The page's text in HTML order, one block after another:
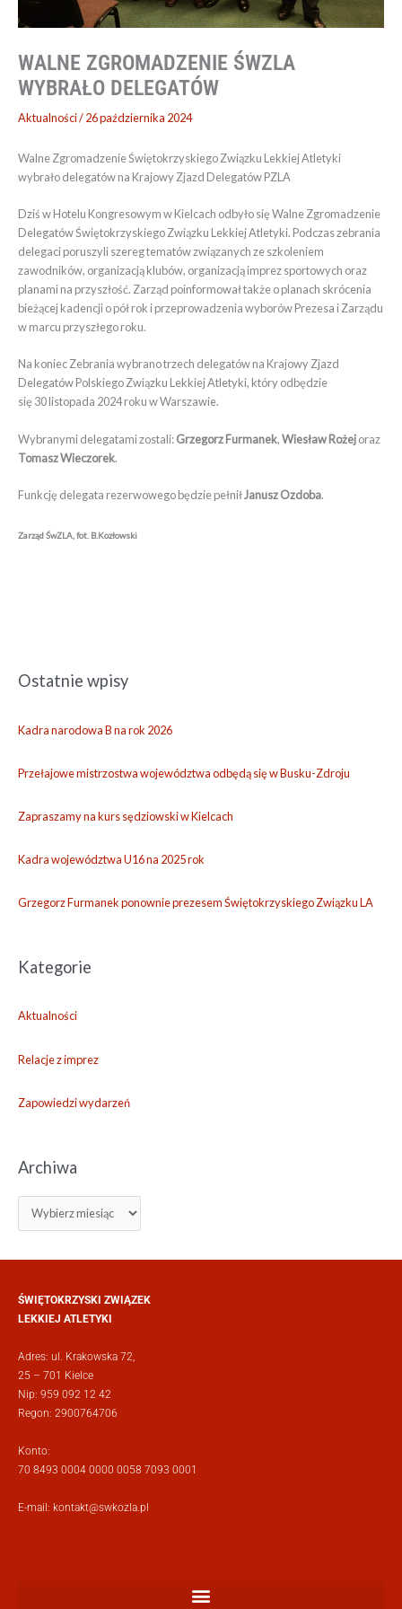
WALNE ZGROMADZENIE ŚWZLA
WYBRAŁO DELEGATÓW
Aktualności/26 października 2024
Walne Zgromadzenie Świętokrzyskiego Związku Lekkiej Atletyki
wybrało delegatów na Krajowy Zjazd Delegatów PZLA
Dziś w Hotelu Kongresowym w Kielcach odbyło się Walne Zgromadzenie
Delegatów Świętokrzyskiego Związku Lekkiej Atletyki. Podczas zebrania
delegaci poruszyli szereg tematów związanych ze szkoleniem
zawodników, organizacją klubów, organizacją imprez sportowych oraz
planami na przyszłość. Zarząd poinformował także o planach skrócenia
bieżącej kadencji o pół rok i przeprowadzenia wyborów Prezesa i Zarządu
w marcu przyszłego roku.
Na koniec Zebrania wybrano trzech delegatów na Krajowy Zjazd
Delegatów Polskiego Związku Lekkiej Atletyki, który odbędzie
się 30 listopada 2024 roku w Warszawie.
Wybranymi delegatami zostali:Grzegorz Furmanek,Wiesław Rożejoraz
Tomasz Wieczorek.
Funkcję delegata rezerwowego będzie pełniłJanusz Ozdoba.
Zarząd ŚwZLA, fot. B.Kozłowski
Ostatnie wpisy
Kadra narodowa B na rok 2026
Przełajowe mistrzostwa województwa odbędą się w Busku-Zdroju
Zapraszamy na kurs sędziowski w Kielcach
Kadra województwa U16 na 2025 rok
Grzegorz Furmanek ponownie prezesem Świętokrzyskiego Związku LA
Kategorie
Aktualności
Relacje z imprez
Zapowiedzi wydarzeń
Archiwa
A
c
i
a
ŚWIĘTOKRZYSKI ZWIĄZEK
LEKKIEJ ATLETYKI
Adres: ul. Krakowska 72,
25 – 701 Kielce
Nip: 959 092 12 42
Regon: 2900764706
Konto:
70 8493 0004 0000 0058 7093 0001
E-mail: kontakt@swkozla.pl